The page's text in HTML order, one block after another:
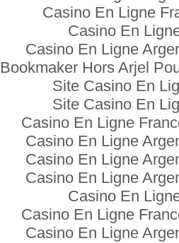
Casino En Ligne
Casino En
Casino En Ligne
Bookmaker Hors Arjel
Site Casino En
Site Casino En
Casino En Ligne
Casino En Ligne
Casino En Ligne
Casino En Ligne
Casino En
Casino En Ligne
Casino En Ligne